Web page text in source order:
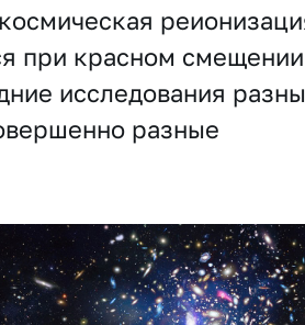
при красном
исследования
разные